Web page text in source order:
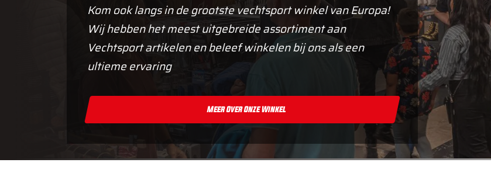
Kom ook langs in de grootste vechtsport winkel van Europa!
Wij hebben het meest uitgebreide assortiment aan
Vechtsport artikelen en beleef winkelen bij ons als een
ultieme ervaring
Meer Over Onze Winkel